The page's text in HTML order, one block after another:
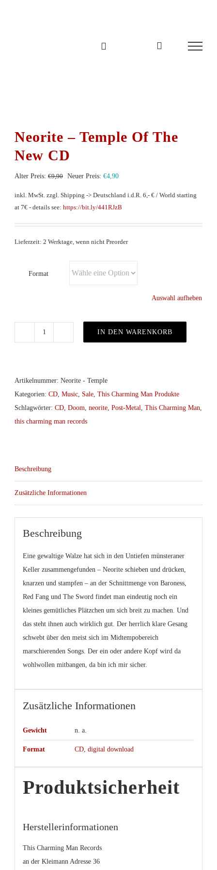
Neorite – Temple Of The
New CD
Alter Preis: €9,90 Ursprünglicher
Neuer Preis: €4,90Aktueller
inkl. MwSt. zzgl. Shipping -> Deutschland i.d.R. 6,- € / World starting
at 7€ - details see: https://bit.ly/441RJzB
Lieferzeit: 2 Werktage, wenn nicht Preorder
Format
Auswahl aufheben
Of
The
New
CD
IN DEN WARENKORB
Artikelnummer: Neorite - Temple
Kategorien: CD Music Sale This Charming Man Produkte
Schlagwörter: CD Doom neorite Post-Metal This Charming Man
this charming man records
Beschreibung
Zusätzliche Informationen
Beschreibung
Eine gewaltige Walze hat sich in den Untiefen münsteraner
Keller zusammengefunden – Neorite schieben und drücken,
knarzen und stampfen – an der Schnittmenge von Baroness,
Red Fangund The Sword findet man eindeutig noch ein
kleines gemütliches Plätzchen um sich breit zu machen. Und
das steht ihnen auch wirklich gut. Der herrlich klare Gesang
schwebt über den meist sich im Midtempobereich
marschierenden Songs. Der ein oder andere Kopf wird da
wohlwollen mitbangen, da bin ich mir sicher.
Zusätzliche Informationen
Gewicht n. a.
Format CD, digital download
Produktsicherheit
Herstellerinformationen
This Charming Man Records
an der Kleimann Adresse 36